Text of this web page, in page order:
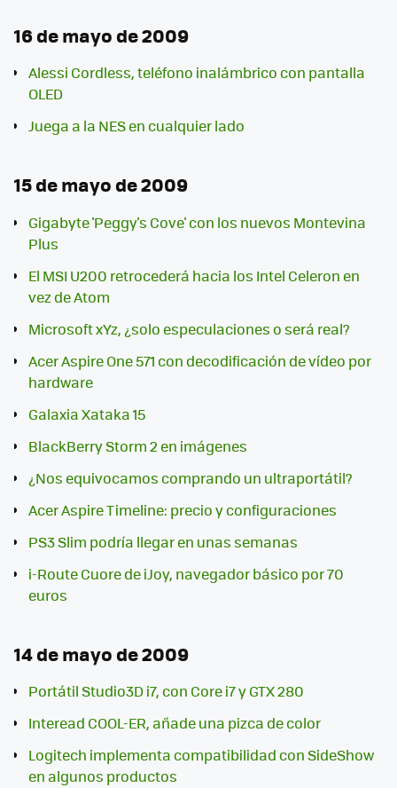
16 de mayo de 2009
Alessi Cordless, teléfono inalámbrico con pantalla
OLED
Juega a la NES en cualquier lado
15 de mayo de 2009
Gigabyte 'Peggy's Cove' con los nuevos Montevina
Plus
El MSI U200 retrocederá hacia los Intel Celeron en
vez de Atom
Microsoft xYz, ¿solo especulaciones o será real?
Acer Aspire One 571 con decodificación de vídeo por
hardware
Galaxia Xataka 15
BlackBerry Storm 2 en imágenes
¿Nos equivocamos comprando un ultraportátil?
Acer Aspire Timeline: precio y configuraciones
PS3 Slim podría llegar en unas semanas
i-Route Cuore de iJoy, navegador básico por 70
euros
14 de mayo de 2009
Portátil Studio3D i7, con Core i7 y GTX 280
Interead COOL-ER, añade una pizca de color
Logitech implementa compatibilidad con SideShow
en algunos productos